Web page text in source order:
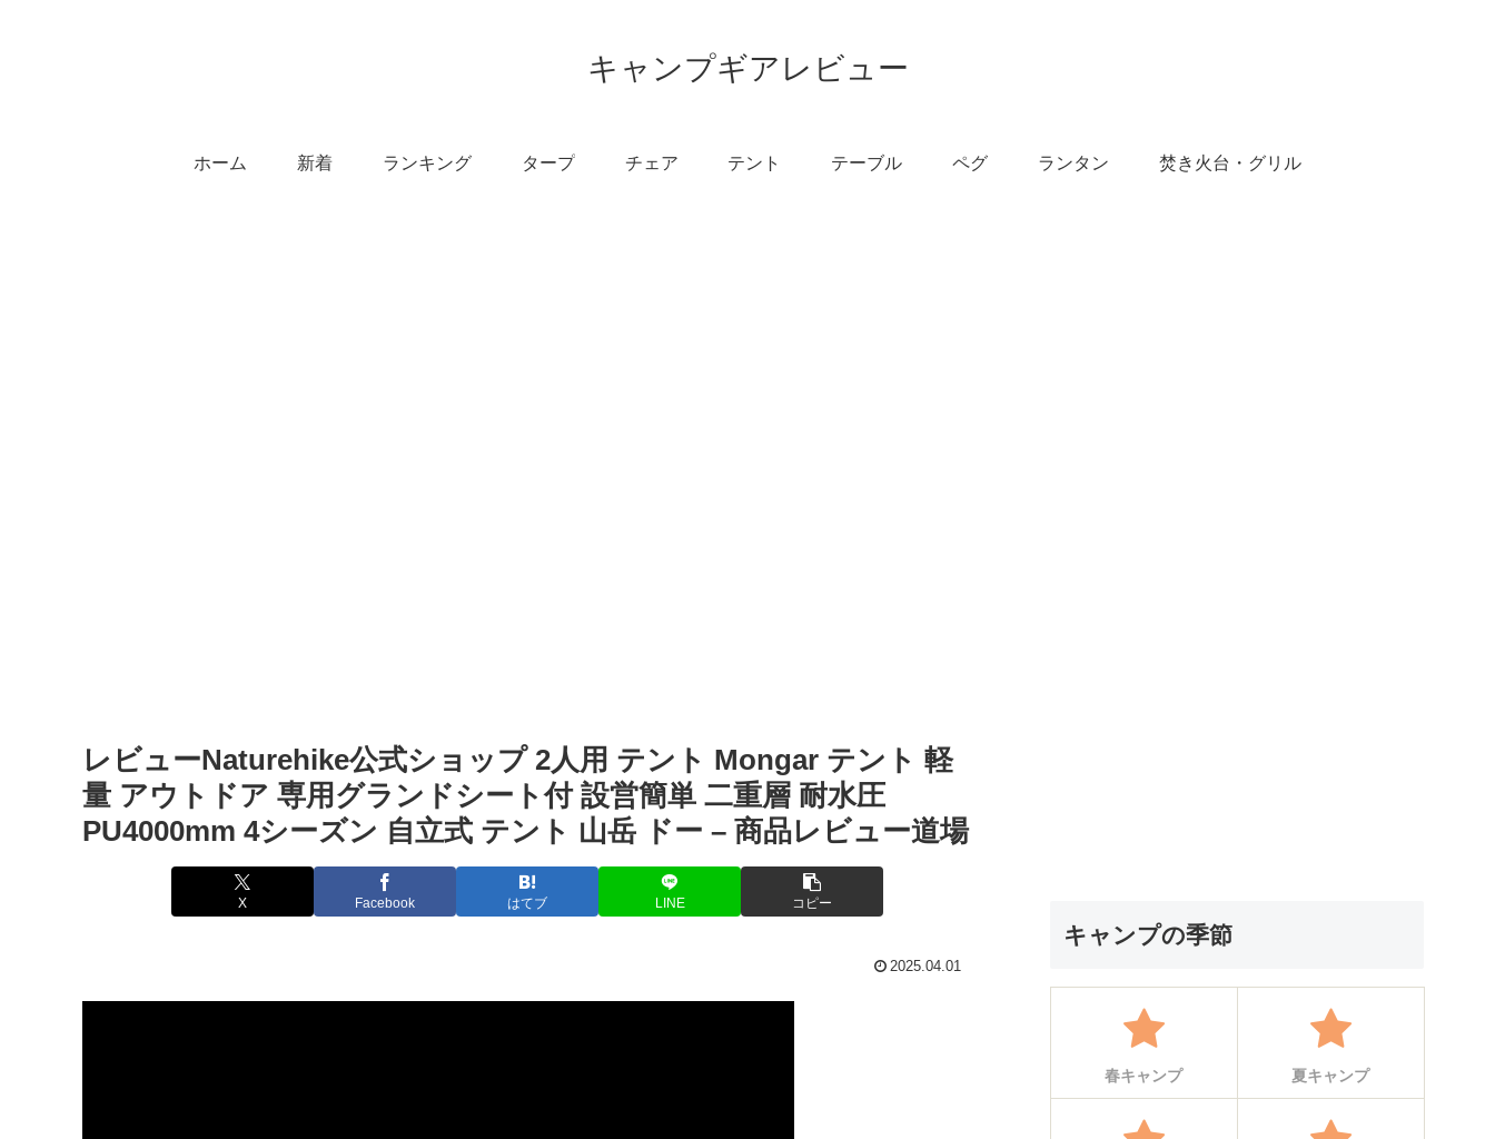
キャンプギアレビュー
ホーム 新着 ランキング タープ チェア テント テーブル ペグ ランタン 焚き火台・グリル
レビューNaturehike公式ショップ 2人用 テント Mongar テント 軽
量 アウトドア 専用グランドシート付 設営簡単 二重層 耐水圧
PU4000mm 4シーズン 自立式 テント 山岳 ドー – 商品レビュー道場
X Facebook はてブ LINE コピー
2025.04.01
キャンプの季節
春キャンプ 夏キャンプ